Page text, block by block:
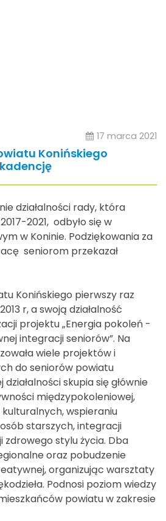
17 marca 2021
Konińskiego
działalności rady, która
2021, odbyło się w
w Koninie. Podziękowania za
seniorom przekazał
Konińskiego pierwszy raz
r, a swoją działalność
projektu „Energia pokoleń -
integracji seniorów”. Na
wiele projektów i
do seniorów powiatu
skupia się głównie
międzypokoleniowej,
wspieraniu
starszych, integracji
zdrowego stylu życia. Dba
oraz pobudzenie
organizując warsztaty
Podnosi poziom wiedzy
powiatu w zakresie